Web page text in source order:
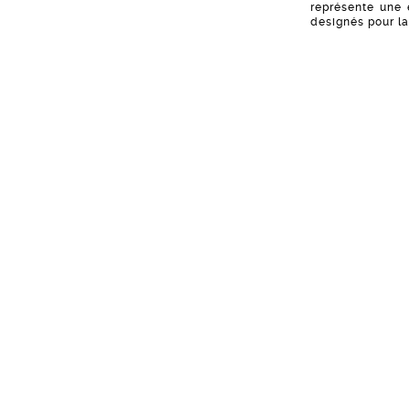
représente une
designés pour